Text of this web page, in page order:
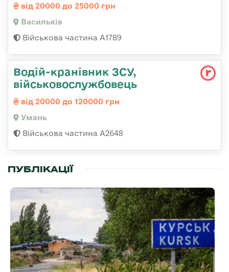
від 20000 до 25000 грн
Васильків
Військова частина А1789
Водій-кранівник ЗСУ,
військовослужбовець
від 20000 до 120000 грн
Умань
Військова частина А2648
ПУБЛІКАЦІЇ